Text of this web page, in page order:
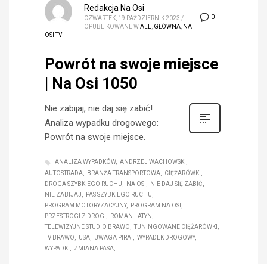
0
Redakcja Na Osi
CZWARTEK, 19 PAŹDZIERNIK 2023 /
OPUBLIKOWANE WALL, GŁÓWNA, NA
OSI TV
Powrót na swoje miejsce
| Na Osi 1050
Nie zabijaj, nie daj się zabić!
Analiza wypadku drogowego:
Powrót na swoje miejsce.
ANALIZA WYPADKÓW
ANDRZEJ WACHOWSKI
AUTOSTRADA
BRANŻA TRANSPORTOWA
CIĘŻARÓWKI
DROGA SZYBKIEGO RUCHU
NA OSI
NIE DAJ SIĘ ZABIĆ
NIE ZABIJAJ
PAS SZYBKIEGO RUCHU
PROGRAM MOTORYZACYJNY
PROGRAM NA OSI
PRZESTROGI Z DROGI
ROMAN LATYN
TELEWIZYJNE STUDIO BRAWO
TUNINGOWANE CIĘŻARÓWKI
TV BRAWO
USA UWAGA PIRAT
WYPADEK DROGOWY
WYPADKI
ZMIANA PASA